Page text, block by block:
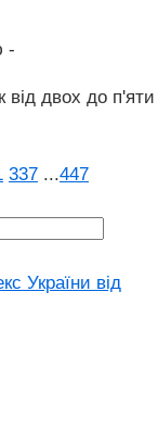
-
від двох до п'яти
337 ...447
України від